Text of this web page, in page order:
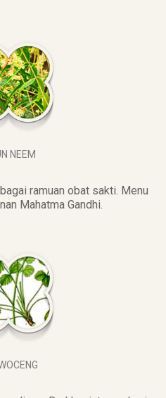
NEEM
ramuan obat sakti. Menu
Mahatma Gandhi.